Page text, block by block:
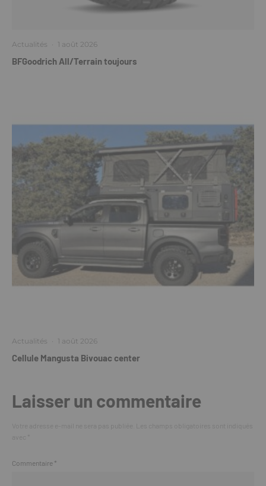
Actualités · 1 août 2026
BFGoodrich All/Terrain toujours
Actualités · 1 août 2026
Cellule Mangusta Bivouac center
Laisser un commentaire
Commentaire *